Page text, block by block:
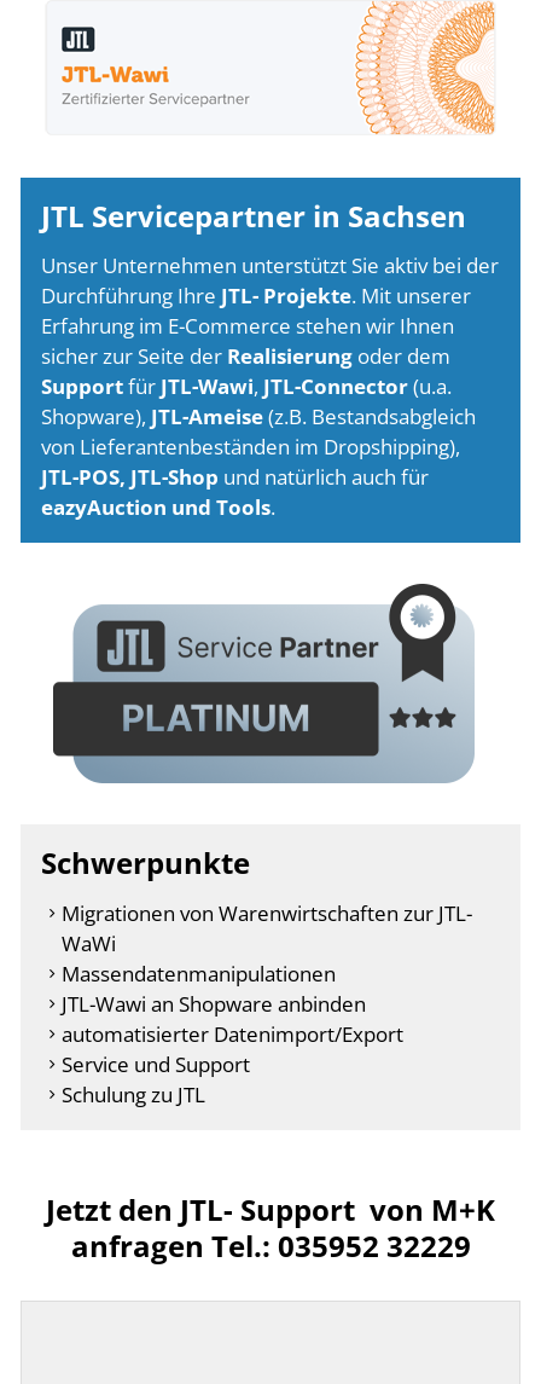
JTL Servicepartner in Sachsen
Unser Unternehmen unterstützt Sie aktiv bei der
Durchführung Ihre JTL- Projekte. Mit unserer
Erfahrung im E-Commerce stehen wir Ihnen
sicher zur Seite der Realisierung oder dem
Supportfür JTL-Wawi, JTL-Connector(u.a.
Shopware), JTL-Ameise(z.B. Bestandsabgleich
von Lieferantenbeständen im Dropshipping),
JTL-POS, JTL-Shop und natürlich auch für
eazyAuction und Tools.
Schwerpunkte
Migrationen von Warenwirtschaften zur JTL-
WaWi
Massendatenmanipulationen
JTL-Wawi an Shopware anbinden
automatisierter Datenimport/Export
Service und Support
Schulung zu JTL
Jetzt den JTL- Support von M+K
anfragen Tel.: 035952 32229